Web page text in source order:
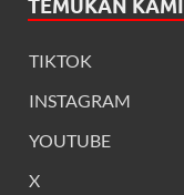
TEMUKAN KAMI
TIKTOK
INSTAGRAM
YOUTUBE
X